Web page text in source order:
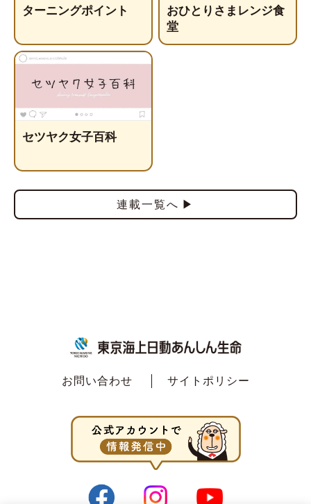
ターニングポイント
おひとりさまレンジ食
堂
セツヤク女子百科
連載一覧へ
お問い合わせ サイトポリシー